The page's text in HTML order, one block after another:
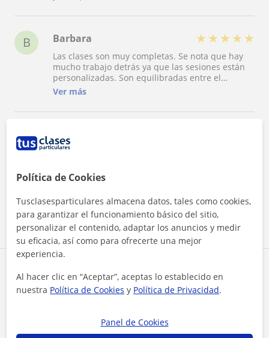
B Barbara ★ ★ ★ ★ ★
Las clases son muy completas. Se nota que hay
mucho trabajo detrás ya que las sesiones están
personalizadas. Son equilibradas entre el
ejercicio físico y la reljación. Judith transmite
cuerpo y tu mente.
Ver más
A
Judith es pura luz. Sus sesiones te llenan de
yo más íntimo, te escuchas, te cuidas. Altamente
recomendable para bajarte un ratito de las prisas
y de las preocupaciones.
Ver todas las valoraciones
Reconocimientos
Política de Cookies
Tusclasesparticulares almacena datos, tales como cookies,
para garantizar el funcionamiento básico del sitio,
personalizar el contenido, adaptar los anuncios y medir
su eficacia, así como para ofrecerte una mejor
experiencia.
Al hacer clic en “Aceptar”, aceptas lo establecido en
nuestra Política de Cookies y Política de Privacidad.
Panel de Cookies